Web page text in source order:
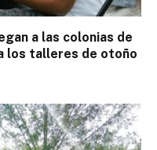
a las colonias de
los talleres de otoño